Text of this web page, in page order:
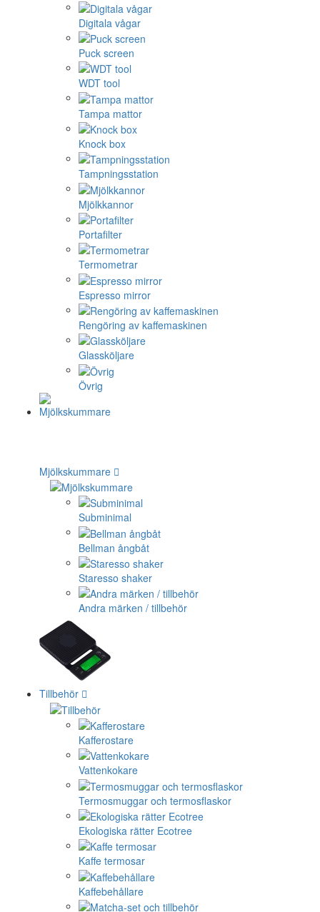
Digitala vågar
Puck screen
WDT tool
Tampa mattor
Knock box
Tampningsstation
Mjölkkannor
Portafilter
Termometrar
Espresso mirror
Rengöring av kaffemaskinen
Glassköljare
Övrig
Mjölkskummare
Subminimal
Bellman ångbåt
Staresso shaker
Andra märken / tillbehör
Tillbehör
Kafferostare
Vattenkokare
Termosmuggar och termosflaskor
Ekologiska rätter Ecotree
Kaffe termosar
Kaffebehållare